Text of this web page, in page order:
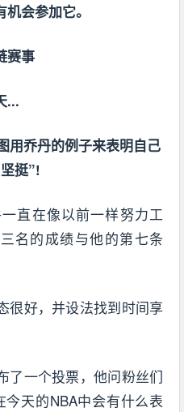
会参加它。
赛事
...
直在像以前一样努力工
名的成绩与他的第七条
很好，并设法找到时间享
了一个投票，他问粉丝们
天的NBA中会有什么表